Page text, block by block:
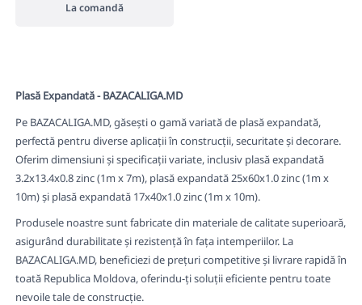
La comandă
Plasă Expandată - BAZACALIGA.MD
Pe BAZACALIGA.MD, găsești o gamă variată de plasă expandată,
perfectă pentru diverse aplicații în construcții, securitate și decorare.
Oferim dimensiuni și specificații variate, inclusiv plasă expandată
3.2x13.4x0.8 zinc (1m x 7m), plasă expandată 25x60x1.0 zinc (1m x
10m) și plasă expandată 17x40x1.0 zinc (1m x 10m).
Produsele noastre sunt fabricate din materiale de calitate superioară,
asigurând durabilitate și rezistență în fața intemperiilor. La
BAZACALIGA.MD, beneficiezi de prețuri competitive și livrare rapidă în
toată Republica Moldova, oferindu-ți soluții eficiente pentru toate
nevoile tale de construcție.